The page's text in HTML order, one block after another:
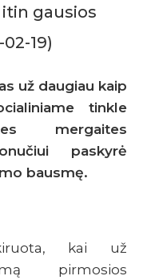
gausios
19)
už daugiau kaip
tinkle
mergaites
paskyrė
bausmę.
kai už
pirmosios